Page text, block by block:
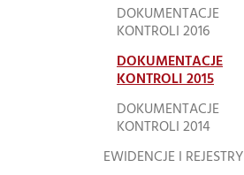
DOKUMENTACJE
KONTROLI 2016
DOKUMENTACJE
KONTROLI 2015
DOKUMENTACJE
KONTROLI 2014
EWIDENCJE I REJESTRY